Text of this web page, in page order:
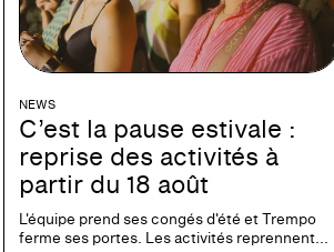
NEWS
C’est la pause estivale :
reprise des activités à
partir du 18 août
L'équipe prend ses congés d'été et Trempo
ferme ses portes. Les activités reprennent...